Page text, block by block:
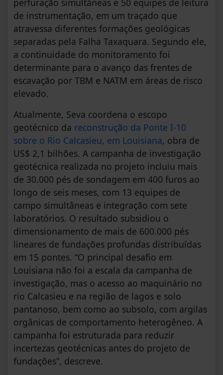
de instrumentação, em um traçado que
atravessa diferentes formações geológicas
separadas pela Falha Taxaquara. Segundo ele,
a continuidade do monitoramento foi
determinante para o avanço das frentes de
escavação por TBM e NATM em áreas de risco
elevado.
Atualmente, Seva coordena o escopo
geotécnico da reconstrução da Ponte I-10
sobre o Rio Calcasieu, em Louisiana, obra de
US$ 2,1 bilhões. A campanha de investigação
geotécnica realizada no projeto incluiu mais
de 30.000 pés de sondagem em 400 furos ao
longo de seis meses, com 13 equipes de
campo simultâneas e integração com sete
laboratórios. O resultado subsidiou o
dimensionamento de mais de 600.000 pés
lineares de fundações profundas distribuídas
em 15 pontes. “O principal desafio em
Louisiana não foi a escala da campanha de
investigação, mas o acesso ao maquinário no
rio Calcasieu e na região de lagos e solo
pantanoso, bem como ao subsolo, com argilas
orgânicas de comportamento heterogêneo. A
campanha foi estruturada para reduzir
incertezas geotécnicas antes do projeto de
fundações”, descreve.